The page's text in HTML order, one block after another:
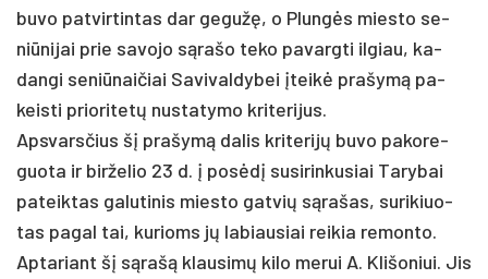
bu­vo pa­tvir­tin­tas dar ge­gužę, o Plungės mies­to se­
niū­ni­jai prie sa­vo­jo sąra­šo te­ko pa­varg­ti il­giau, ka­
dan­gi se­niū­nai­čiai Sa­vi­val­dy­bei įteikė pra­šymą pa­
keis­ti prio­ri­tetų nu­sta­ty­mo kri­te­ri­jus.
Aps­vars­čius šį pra­šymą da­lis kri­te­rijų bu­vo pa­ko­re­
guo­ta ir bir­že­lio 23 d. į po­sėdį su­si­rin­ku­siai Ta­ry­bai
pa­teik­tas ga­lu­ti­nis mies­to gat­vių sąra­šas, su­ri­kiuo­
tas pa­gal tai, ku­rioms jų la­biau­siai rei­kia re­mon­to.
Ap­ta­riant šį sąrašą klau­simų ki­lo me­rui A. Kli­šo­niui. Jis